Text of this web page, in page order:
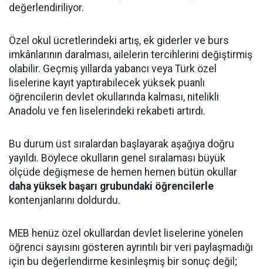
değerlendiriliyor.
Özel okul ücretlerindeki artış, ek giderler ve burs
imkânlarının daralması, ailelerin tercihlerini değiştirmiş
olabilir. Geçmiş yıllarda yabancı veya Türk özel
liselerine kayıt yaptırabilecek yüksek puanlı
öğrencilerin devlet okullarında kalması, nitelikli
Anadolu ve fen liselerindeki rekabeti artırdı.
Bu durum üst sıralardan başlayarak aşağıya doğru
yayıldı. Böylece okulların genel sıralaması büyük
ölçüde değişmese de hemen hemen bütün okullar
daha yüksek başarı grubundaki öğrencilerle
kontenjanlarını doldurdu.
MEB henüz özel okullardan devlet liselerine yönelen
öğrenci sayısını gösteren ayrıntılı bir veri paylaşmadığı
için bu değerlendirme kesinleşmiş bir sonuç değil;